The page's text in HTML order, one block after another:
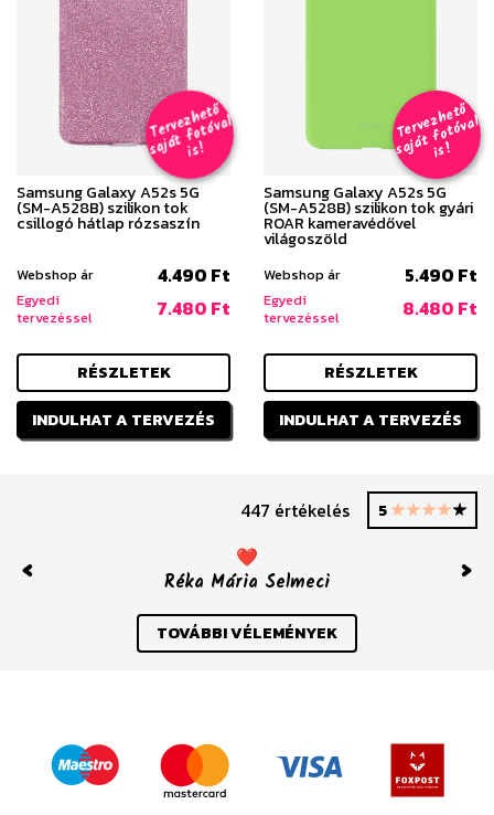
T
er
v
e
z
h
e
t
ő
s
aj
á
t
f
o
t
ó
v
al
i
s
!
Samsung Galaxy A52s 5G
(SM-A528B) szilikon tok
csillogó hátlap rózsaszín
Webshop ár 4.490 Ft
Egyedi
tervezéssel
7.480 Ft
RÉSZLETEK
INDULHAT A TERVEZÉS
T
er
v
e
z
h
e
t
ő
s
aj
á
t
f
o
t
ó
v
al
i
s
!
Samsung Galaxy A52s 5G
(SM-A528B) szilikon tok gyári
ROAR kameravédővel
világoszöld
Webshop ár 5.490 Ft
Egyedi
tervezéssel
8.480 Ft
RÉSZLETEK
INDULHAT A TERVEZÉS
447 értékelés 5
❤️
Réka Mária Selmeci
TOVÁBBI VÉLEMÉNYEK